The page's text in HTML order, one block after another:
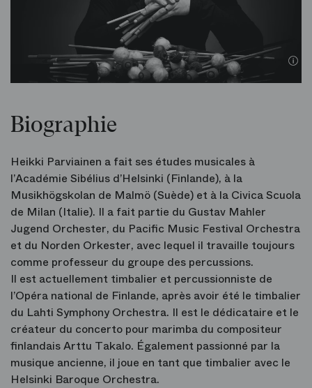
Biographie
Heikki Parviainen a fait ses études musicales à
l’Académie Sibélius d’Helsinki (Finlande), à la
Musikhögskolan de Malmö (Suède) et à la Civica Scuola
de Milan (Italie). Il a fait partie du Gustav Mahler
Jugend Orchester, du Pacific Music Festival Orchestra
et du Norden Orkester, avec lequel il travaille toujours
comme professeur du groupe des percussions.
Il est actuellement timbalier et percussionniste de
l’Opéra national de Finlande, après avoir été le timbalier
du Lahti Symphony Orchestra. Il est le dédicataire et le
créateur du concerto pour marimba du compositeur
finlandais Arttu Takalo. Également passionné par la
musique ancienne, il joue en tant que timbalier avec le
Helsinki Baroque Orchestra.